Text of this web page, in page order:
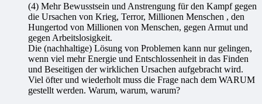
(4) Mehr Bewusstsein und Anstrengung für den Kampf gegen
die Ursachen von Krieg, Terror, Millionen Menschen , den
Hungertod von Millionen von Menschen, gegen Armut und
gegen Arbeitslosigkeit.
Die (nachhaltige) Lösung von Problemen kann nur gelingen,
wenn viel mehr Energie und Entschlossenheit in das Finden
und Beseitigen der wirklichen Ursachen aufgebracht wird.
Viel öfter und wiederholt muss die Frage nach dem WARUM
gestellt werden. Warum, warum, warum?